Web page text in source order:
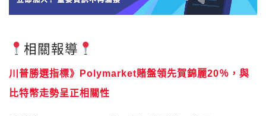
相關報導
川普勝選指標》Polymarket賭盤領先賀錦麗20％，與
比特幣走勢呈正相關性